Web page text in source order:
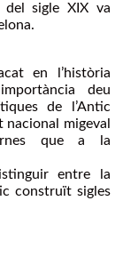
del sigle XIX va
en l’història
deu
de l’Antic
nacional migeval
que a la
entre la
construït sigles